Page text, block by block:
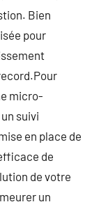
Bien
pour
micro-
suivi
en place de
de
de votre
un